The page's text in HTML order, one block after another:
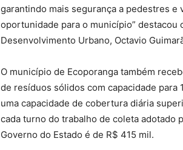
garantindo mais segurança a pedestres e
oportunidade para o município” destacou
Desenvolvimento Urbano, Octavio
O município de Ecoporanga também
de resíduos sólidos com capacidade
uma capacidade de cobertura diária
cada turno do trabalho de coleta adotado
Governo do Estado é de R$ 415 mil.